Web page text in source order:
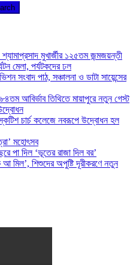
মুখার্জীর ১২৫তম জন্মজয়ন্তী
মেলা, পর্যটকদের ঢল
সংবাদ পাঠ, সঞ্চালনা ও ডাটা সায়েন্সের
আবির্ভাব তিথিতে মায়াপুরে নতুন গেস্ট
চার্চ কলেজে নবরূপে উদ্বোধন হল
মহোৎসব
পা দিল ‘ভূতের রাজা দিল বর’
মিল’, শিশুদের অপুষ্টি দূরীকরণে নতুন